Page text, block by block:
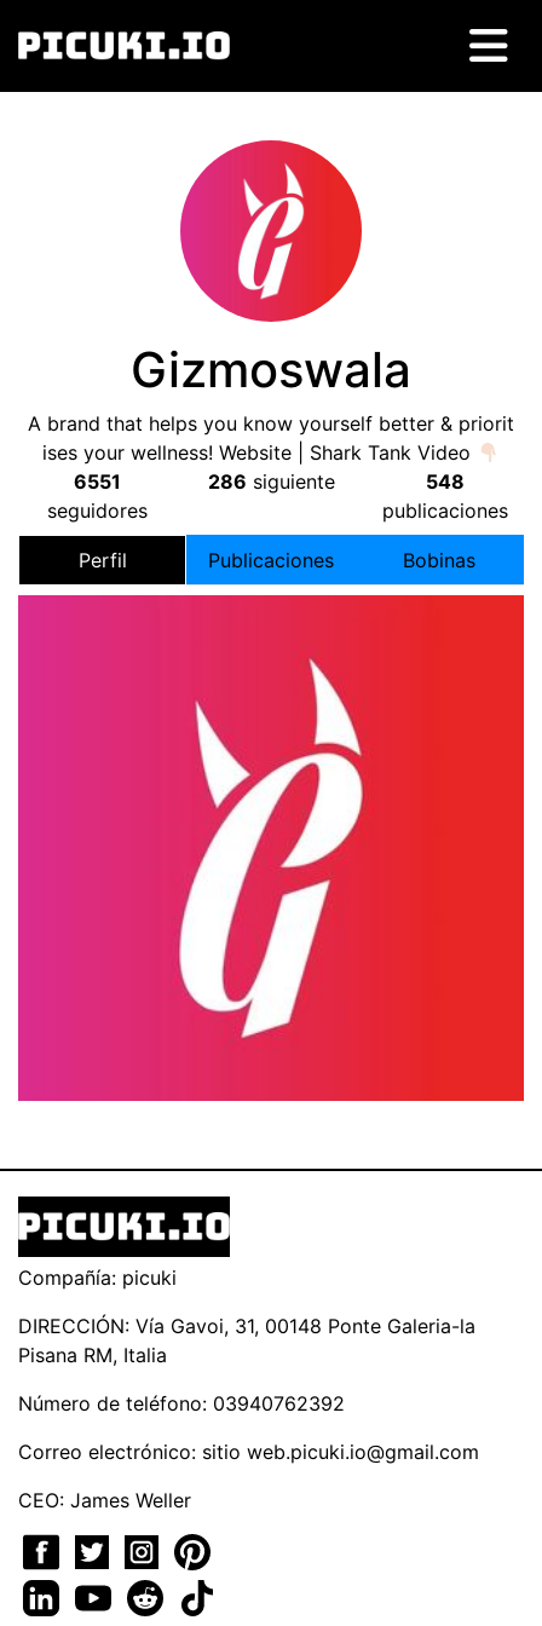
Gizmoswala
A brand that helps you know yourself better & priorit
ises your wellness!Website
Shark Tank Video
6551
seguidores
286 siguiente
548
publicaciones
Perfil Publicaciones Bobinas
Compañía: picuki
DIRECCIÓN: Vía Gavoi, 31, 00148 Ponte Galeria-la
Pisana RM, Italia
Número de teléfono: 03940762392
Correo electrónico: sitio web.picuki.io@gmail.com
CEO: James Weller